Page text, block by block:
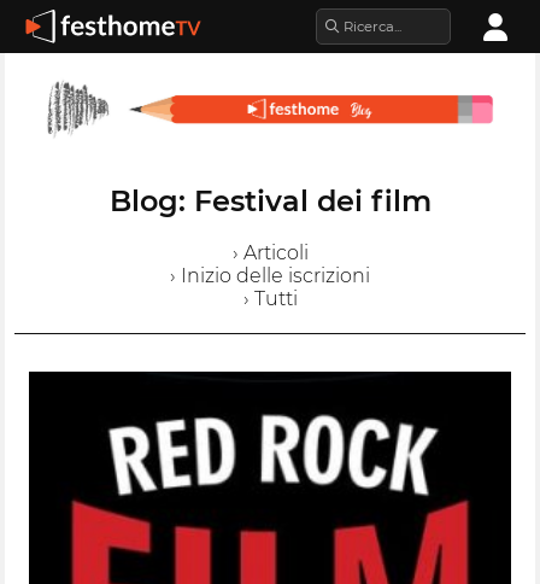
Blog: Festival dei film
› Articoli
› Inizio delle iscrizioni
› Tutti